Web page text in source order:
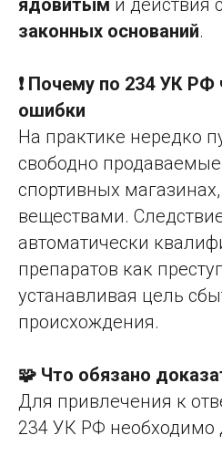
законных оснований.
❗ Почему по 234 УК
ошибки
На практике нередко
свободно
спортивных
веществами.
автоматически
препаратов как
устанавливая цель
происхождения.
🧩 Что обязано
Для привлечения к
234 УК РФ необходимо